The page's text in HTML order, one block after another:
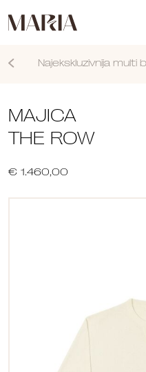
Najekskluzivnija multi
MAJICA
THE ROW
€ 1.460,00